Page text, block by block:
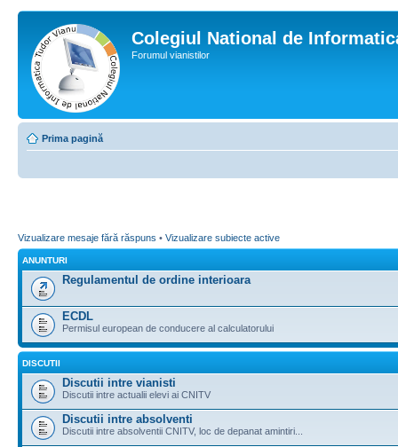
Colegiul National de
Forumul vianistilor
Prima pagină
Vizualizare mesaje fără răspuns • Vizualizare subiecte active
ANUNTURI
Regulamentul de ordine interioara
ECDL
Permisul european de conducere al calculatorului
DISCUTII
Discutii intre vianisti
Discutii intre actualii elevi ai CNITV
Discutii intre absolventi
Discutii intre absolventii CNITV, loc de depanat amintiri...